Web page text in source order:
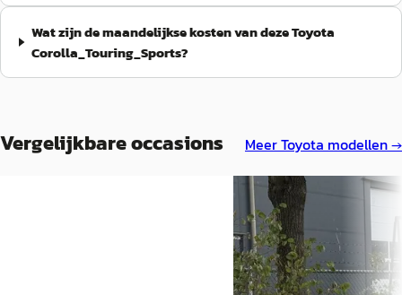
Wat zijn de maandelijkse kosten van deze Toyota
Corolla_Touring_Sports?
Vergelijkbare occasions MeerToyota modellen →
Mercedes-a-klasse O
Havenstraat 76
Nederland
€ 5.750